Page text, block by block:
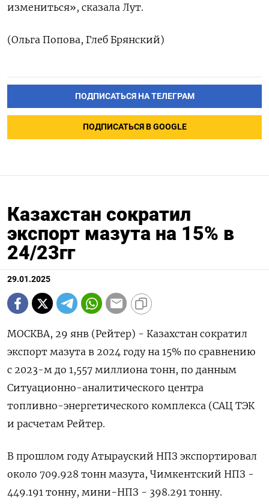
измениться», сказала Лут.
(Ольга Попова, Глеб Брянский)
ПОДПИСАТЬСЯ НА ТЕЛЕГРАМ
ПОДПИСАТЬСЯ В GOOGLE
Казахстан сократил
экспорт мазута на 15% в
24/23гг
29.01.2025
МОСКВА, 29 янв (Рейтер) - Казахстан сократил
экспорт мазута в 2024 году на 15% по сравнению
с 2023-м до 1,557 миллиона тонн, по данным
Ситуационно-аналитического центра
топливно-энергетического комплекса (САЦ ТЭК
и расчетам Рейтер.
В прошлом году Атырауский НПЗ экспортировал
около 709.928 тонн мазута, Чимкентский НПЗ -
449.191 тонну, мини-НПЗ - 398.291 тонну.